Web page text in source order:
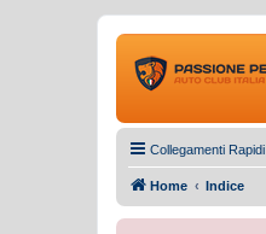
Collegamenti Rapidi
Home Indice